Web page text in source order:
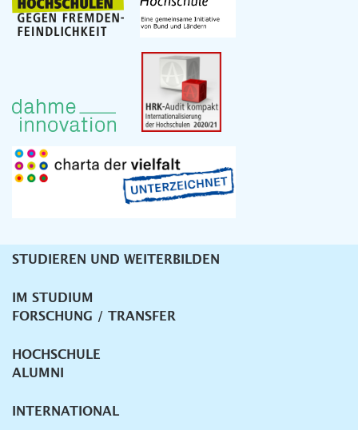
Unternavigation
STUDIEREN UND WEITERBILDEN
IM STUDIUM
FORSCHUNG / TRANSFER
HOCHSCHULE
ALUMNI
INTERNATIONAL